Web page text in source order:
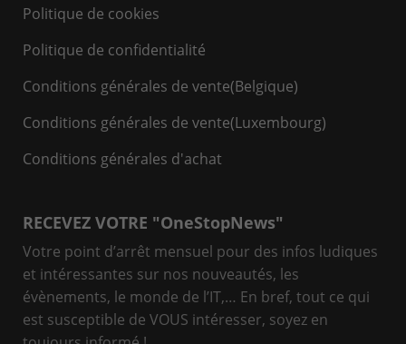
Politique de cookies
Politique de confidentialité
Conditions générales de vente(Belgique)
Conditions générales de vente(Luxembourg)
Conditions générales d'achat
RECEVEZ VOTRE "OneStopNews"
Votre point d’arrêt mensuel pour des infos ludiques
et intéressantes sur nos nouveautés, les
évènements, le monde de l’IT,… En bref, tout ce qui
est susceptible de VOUS intéresser, soyez en